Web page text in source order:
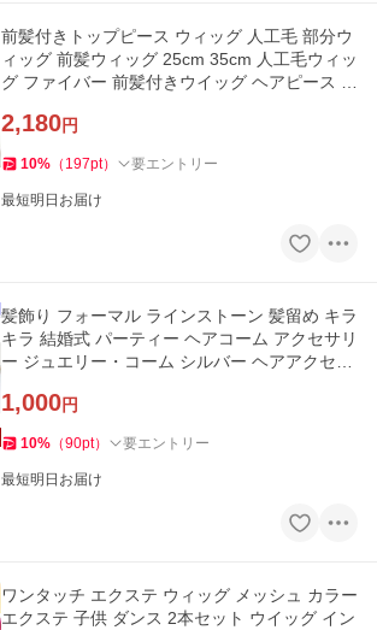
前髪付きトップピース ウィッグ 人工毛 部分ウ
ィッグ 前髪ウィッグ 25cm 35cm 人工毛ウィッ
グ ファイバー 前髪付きウイッグ ヘアピース I
2,180円
10% （ 197pt） 要エントリー
最短明日お届け
髪飾り フォーマル ラインストーン 髪留め キラ
キラ 結婚式 パーティー ヘアコーム アクセサリ
ー ジュエリー・コーム シルバー ヘアアクセサ
1,000円
10% （90pt） 要エントリー
最短明日お届け
ワンタッチ エクステ ウィッグ メッシュ カラー
エクステ 子供 ダンス 2本セット ウイッグ イン